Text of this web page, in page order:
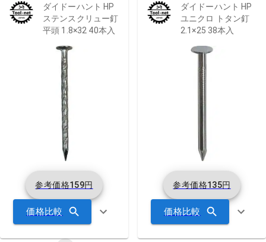
ダイドーハント HP
ステンスクリュー釘
平頭 1.8×32 40本入
参考価格159円
価格比較
ダイドーハント HP
ユニクロ トタン釘
2.1×25 38本入
参考価格135円
価格比較